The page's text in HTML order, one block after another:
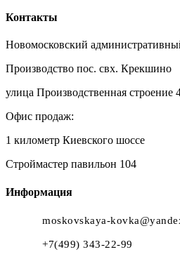
Контакты
Новомосковский
Производство пос. свх. Крекшино
улица Производственная строение
Офис продаж:
1 километр Киевского шоссе
Строймастер павильон 104
Информация
moskovskaya-
+7(499) 343-22-99